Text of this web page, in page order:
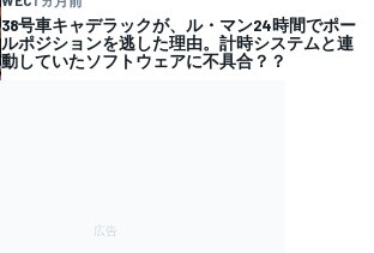
38号車キャデラックが、ル・マン24時間でポー
ルポジションを逃した理由。計時システムと連
動していたソフトウェアに不具合？？